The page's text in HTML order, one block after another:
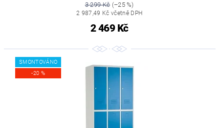
3 299 Kč(–25 %)
2 987,49 Kč včetně DPH
2 469 Kč
SMONTOVÁNO
-20 %